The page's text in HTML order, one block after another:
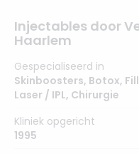
Injectables door
Haarlem
Gespecialiseerd in
Skinboosters, Botox,
Laser / IPL, Chirurgie
Kliniek opgericht
1995